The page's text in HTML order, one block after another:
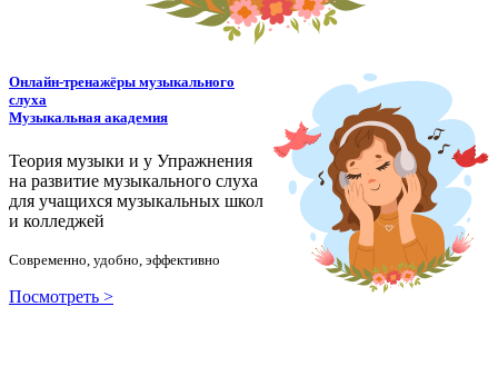
Онлайн-тренажёры музыкального
слуха
Музыкальная академия
Теория музыки и у Упражнения
на развитие музыкального слуха
для учащихся музыкальных школ
и колледжей
Современно, удобно, эффективно
Посмотреть >